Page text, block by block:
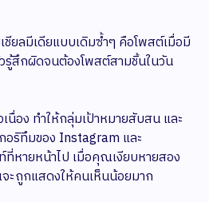
ชียลมีเดียแบบเดิมซ้ำๆ คือโพสต์เมื่อมี
รู้สึกผิดจนต้องโพสต์สามชิ้นในวัน
อง ทำให้กลุ่มเป้าหมายสับสน และ
ริทึมของ Instagram และ
ที่หายหน้าไป เมื่อคุณเงียบหายสอง
ถูกแสดงให้คนเห็นน้อยมาก